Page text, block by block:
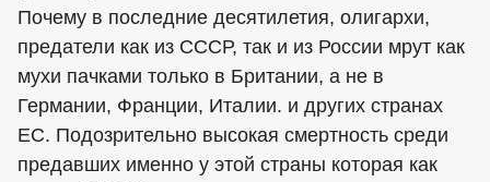
Почему в последние десятилетия, олигархи,
предатели как из СССР, так и из России мрут как
мухи пачками только в Британии, а не в
Германии, Франции, Италии. и других странах
ЕС. Подозрительно высокая смертность среди
предавших именно у этой страны которая как